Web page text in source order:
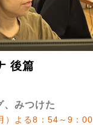
後篇
、みつけた
）よる8：54～9：00